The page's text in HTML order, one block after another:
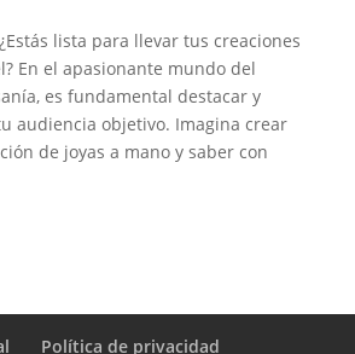
lista para llevar tus creaciones
En el apasionante mundo del
es fundamental destacar y
audiencia objetivo. Imagina crear
de joyas a mano y saber con
Política de privacidad